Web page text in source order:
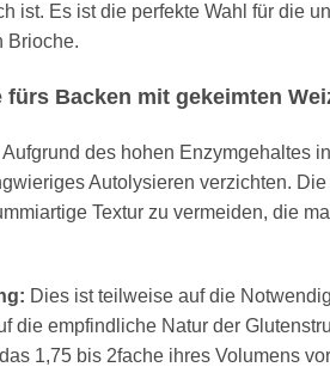
ist. Es ist die perfekte Wahl für die
Brioche.
Backen mit gekeimten
Aufgrund des hohen Enzymgehaltes
Autolysieren verzichten.
Textur zu vermeiden, die
Dies ist teilweise auf die
die empfindliche Natur der
1,75 bis 2fache ihres Volumens